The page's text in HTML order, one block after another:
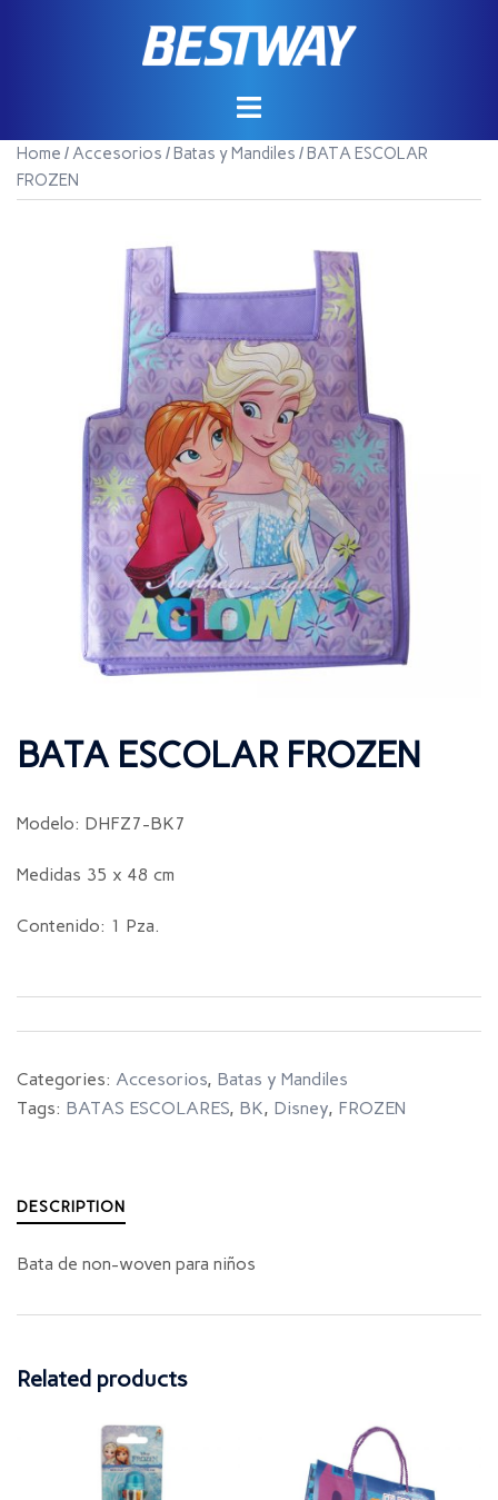
Home /Accesorios /Batas y Mandiles / BATA ESCOLAR
FROZEN
BATA ESCOLAR FROZEN
Modelo: DHFZ7-BK7
Medidas 35 x 48 cm
Contenido: 1 Pza.
Categories: Accesorios, Batas y Mandiles
Tags: BATAS ESCOLARES, BK, Disney, FROZEN
DESCRIPTION
Bata de non-woven para niños
Related products